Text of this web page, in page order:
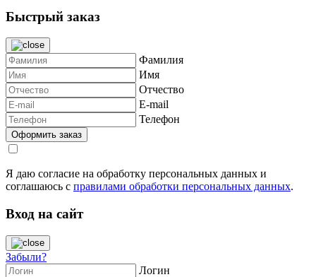
Быстрый заказ
Фамилия
Имя
Отчество
E-mail
Телефон
Я даю согласие на обработку персональных данных и
соглашаюсь с правилами обработки персональных данных.
Вход на сайт
Забыли?
Логин